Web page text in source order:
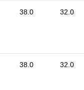
38.0 32.0
38.0 32.0